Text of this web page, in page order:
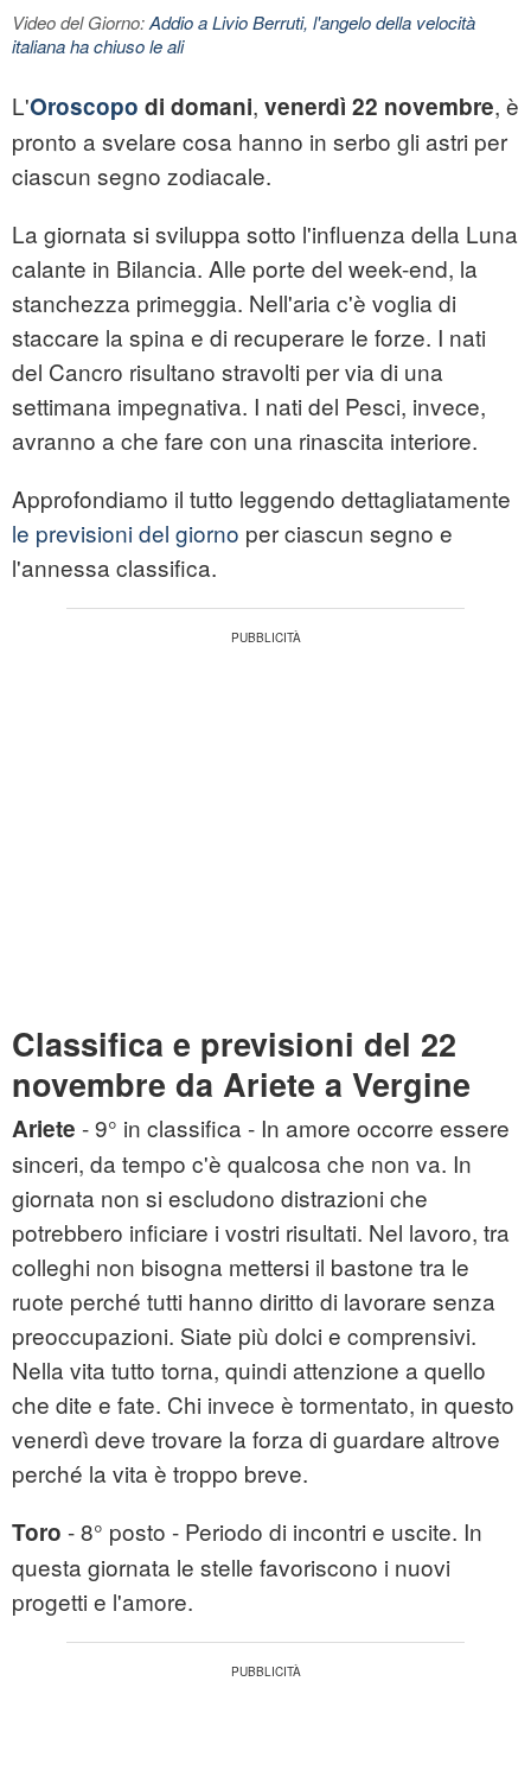
Video del Giorno:Addio a Livio Berruti, l'angelo della velocità
italiana ha chiuso le ali
L'Oroscopo di domani, venerdì 22 novembre, è
pronto a svelare cosa hanno in serbo gli astri per
ciascun segno zodiacale.
La giornata si sviluppa sotto l'influenza della Luna
calante in Bilancia. Alle porte del week-end, la
stanchezza primeggia. Nell'aria c'è voglia di
staccare la spina e di recuperare le forze. I nati
del Cancro risultano stravolti per via di una
settimana impegnativa. I nati del Pesci, invece,
avranno a che fare con una rinascita interiore.
Approfondiamo il tutto leggendo dettagliatamente
le previsioni del giorno per ciascun segno e
l'annessa classifica.
Classifica e previsioni del 22
novembre da Ariete a Vergine
Ariete - 9° in classifica - In amore occorre essere
sinceri, da tempo c'è qualcosa che non va. In
giornata non si escludono distrazioni che
potrebbero inficiare i vostri risultati. Nel lavoro, tra
colleghi non bisogna mettersi il bastone tra le
ruote perché tutti hanno diritto di lavorare senza
preoccupazioni. Siate più dolci e comprensivi.
Nella vita tutto torna, quindi attenzione a quello
che dite e fate. Chi invece è tormentato, in questo
venerdì deve trovare la forza di guardare altrove
perché la vita è troppo breve.
Toro - 8° posto - Periodo di incontri e uscite. In
questa giornata le stelle favoriscono i nuovi
progetti e l'amore.